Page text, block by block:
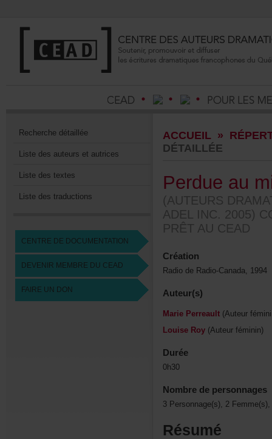
Recherchedétaillée
Listedesauteursetautrices
Listedestextes
Listedestraductions
CENTREDEDOCUMENTATION
DEVENIRMEMBREDUCEAD
FAIREUNDON
ACCUEIL»
DÉTAILLÉE
PRÊTAUCEAD
Création
RadiodeRadio-Canada,1994
Auteur(s)
MariePerreault
LouiseRoy(Auteurféminin)
Durée
0h30
Nombredepersonnages
Résumé